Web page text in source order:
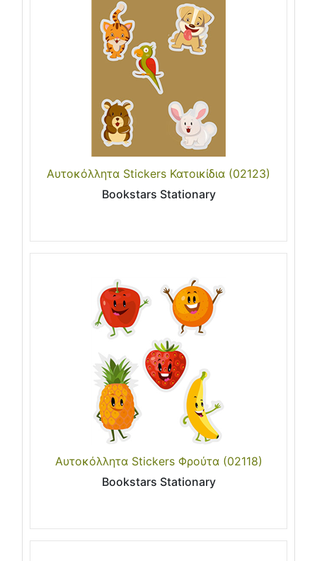
Αυτοκόλλητα Stickers Κατοικίδια (02123)
Bookstars Stationary
Αυτοκόλλητα Stickers Φρούτα (02118)
Bookstars Stationary